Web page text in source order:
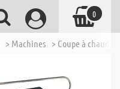
> Machines > Coupe à chaud -
0